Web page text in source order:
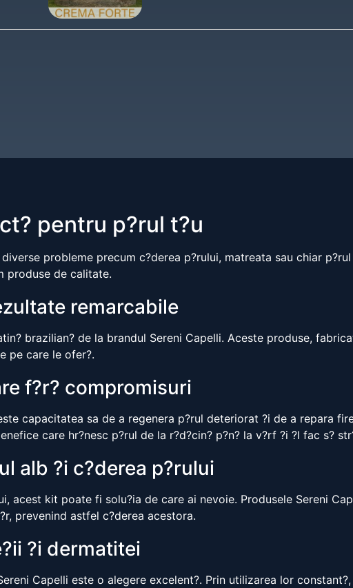
pentru p?rul t?u
probleme precum c?derea p?rului, matreata sau chiar
produse de calitate.
remarcabile
brazilian? de la brandul Sereni Capelli. Aceste produse,
pe care le ofer?.
f?r? compromisuri
capacitatea sa de a regenera p?rul deteriorat ?i de a repara
care hr?nesc p?rul de la r?d?cin? p?n? la v?rf ?i ?l fac s?
alb ?i c?derea p?rului
acest kit poate fi solu?ia de care ai nevoie. Produsele Sereni
prevenind astfel c?derea acestora.
?i dermatitei
Capelli este o alegere excelent?. Prin utilizarea lor